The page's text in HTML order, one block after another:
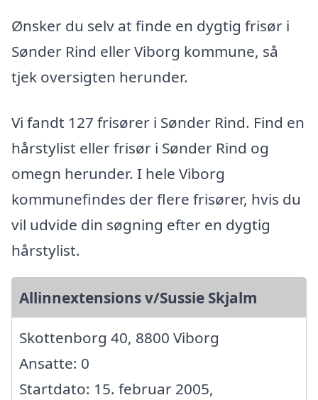
Ønsker du selv at finde en dygtig frisør i
Sønder Rind eller Viborg kommune, så
tjek oversigten herunder.
Vi fandt 127 frisører i Sønder Rind. Find en
hårstylist eller frisør i Sønder Rind og
omegn herunder. I hele Viborg
kommunefindes der flere frisører, hvis du
vil udvide din søgning efter en dygtig
hårstylist.
Allinnextensions v/Sussie Skjalm
Skottenborg 40, 8800 Viborg
Ansatte: 0
Startdato: 15. februar 2005,